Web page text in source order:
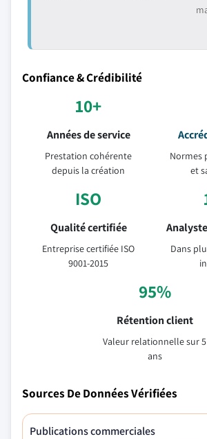
Confiance & Crédibilité
10+
Années de service
Prestation cohérente
depuis la création
Normes
et
ISO
Qualité certifiée
Entreprise certifiée ISO
9001-2015
Dans
95%
Rétention client
Valeur relationnelle sur 5
ans
Sources De Données Vérifiées
Publications commerciales